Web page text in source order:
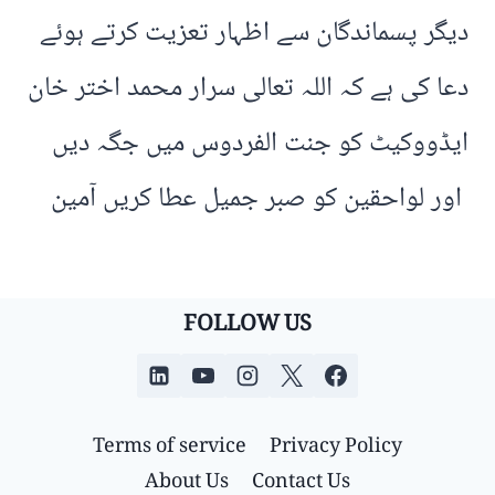
دیگر پسماندگان سے اظہار تعزیت کرتے ہوئے
دعا کی ہے کہ اللہ تعالی سرار محمد اختر خان
ایڈووکیٹ کو جنت الفردوس میں جگہ دیں
اور لواحقین کو صبر جمیل عطا کریں آمین
FOLLOW US
Privacy Policy
Terms of service
Contact Us
About Us